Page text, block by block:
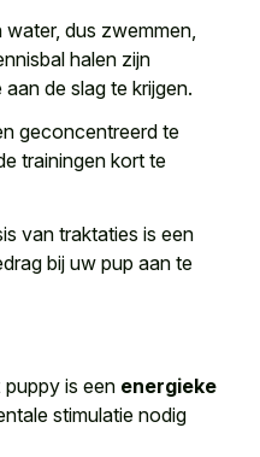
dus zwemmen,
halen zijn
de slag te krijgen.
geconcentreerd te
trainingen kort te
van traktaties is een
bij uw pup aan te
puppy is een energieke
stimulatie nodig